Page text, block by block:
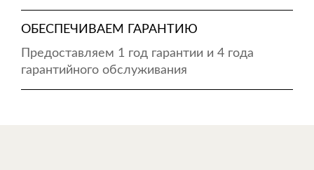
ОБЕСПЕЧИВАЕМ ГАРАНТИЮ
Предоставляем 1 год гарантии и 4 года
гарантийного обслуживания